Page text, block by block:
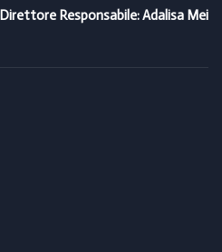
Direttore Responsabile: Adalisa Mei